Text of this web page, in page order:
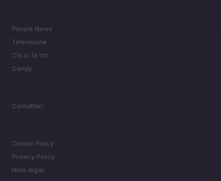
People News
Televisione
Chi si fa chi
Candy
Contattaci
Cookie Policy
Privacy Policy
Note legali